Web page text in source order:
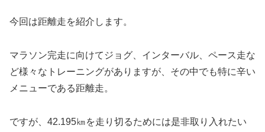
今回は距離走を紹介します。
マラソン完走に向けてジョグ、インターバル、ペース走な
ど様々なトレーニングがありますが、その中でも特に辛い
メニューである距離走。
ですが、42.195㎞を走り切るためには是非取り入れたい